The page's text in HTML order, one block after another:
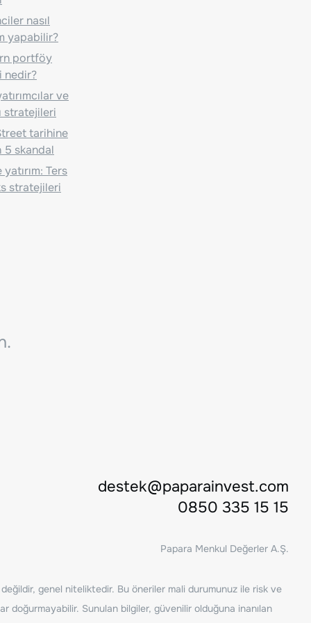
nasıl
yapabilir?
portföy
nedir?
ve
stratejileri
tarihine
5 skandal
Ters
stratejileri
destek@paparainvest.com
0850 335 15 15
Papara Menkul Değerler A.Ş.
değildir, genel niteliktedir. Bu öneriler mali durumunuz ile risk ve
doğurmayabilir. Sunulan bilgiler, güvenilir olduğuna inanılan